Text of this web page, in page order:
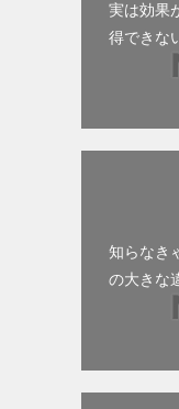
実は効果
得できな
知らなき
の大きな